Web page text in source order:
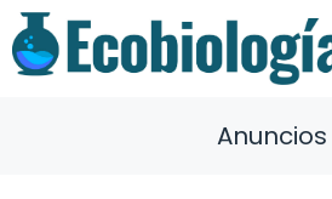
Saltar
al
contenido
Anuncios